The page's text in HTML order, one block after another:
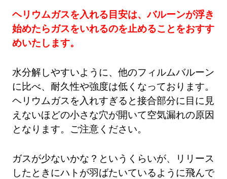
ヘリウムガスを入れる目安は、バルーンが浮き
始めたらガスをいれるのを止めることをおすす
めいたします。
水分解しやすいように、他のフィルムバルーン
に比べ、耐久性や強度は低くなっております。
ヘリウムガスを入れすぎると接合部分に目に見
えないほどの小さな穴が開いて空気漏れの原因
となります。ご注意ください。
ガスが少ないかな？というくらいが、リリース
したときにハトが羽ばたいているように飛んで